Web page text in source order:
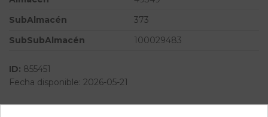
SubAlmacén
373
SubSubAlmacén
100029483
ID: 855451
Fecha disponible: 2026-05-21